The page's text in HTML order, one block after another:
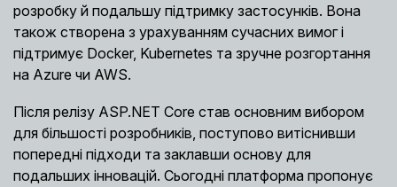
розробку й подальшу підтримку застосунків. Вона
також створена з урахуванням сучасних вимог і
підтримує Docker, Kubernetes та зручне розгортання
на Azure чи AWS.
Після релізу ASP.NET Core став основним вибором
для більшості розробників, поступово витіснивши
попередні підходи та заклавши основу для
подальших інновацій. Сьогодні платформа пропонує